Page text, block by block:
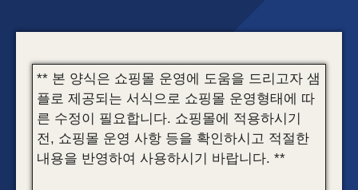
** 본 양식은 쇼핑몰 운영에 도움을 드리고자 샘
플로 제공되는 서식으로 쇼핑몰 운영형태에 따
른 수정이 필요합니다. 쇼핑몰에 적용하시기
전, 쇼핑몰 운영 사항 등을 확인하시고 적절한
내용을 반영하여 사용하시기 바랍니다. **